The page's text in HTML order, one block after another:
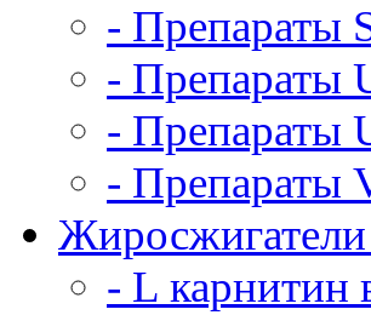
- Препараты
- Препараты
- Препараты
- Препараты
- L карнитин